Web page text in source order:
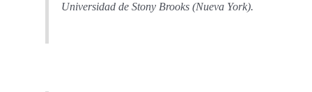
Universidad de Stony Brooks (Nueva York).